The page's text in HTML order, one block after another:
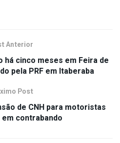
Anterior
há cinco meses em Feira de
pela PRF em Itaberaba
Post
de CNH para motoristas
contrabando